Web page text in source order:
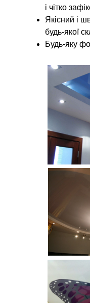
і чітко
Якісний і
будь-якої
Будь-яку